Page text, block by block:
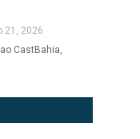
21, 2026
CastBahia,